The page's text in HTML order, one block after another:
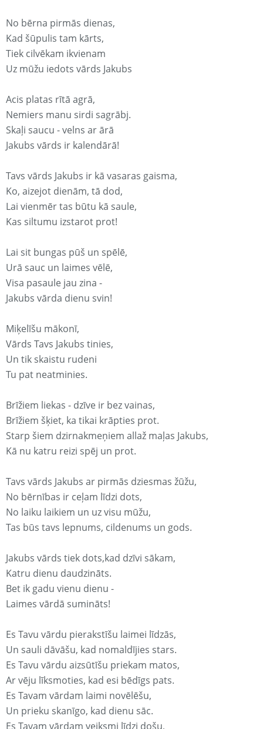
No bērna pirmās dienas,
Kad šūpulis tam kārts,
Tiek cilvēkam ikvienam
Uz mūžu iedots vārds Jakubs
Acis platas rītā agrā,
Nemiers manu sirdi sagrābj.
Skaļi saucu - velns ar ārā
Jakubs vārds ir kalendārā!
Tavs vārds Jakubs ir kā vasaras gaisma,
Ko, aizejot dienām, tā dod,
Lai vienmēr tas būtu kā saule,
Kas siltumu izstarot prot!
Lai sit bungas pūš un spēlē,
Urā sauc un laimes vēlē,
Visa pasaule jau zina -
Jakubs vārda dienu svin!
Miķelīšu mākonī,
Vārds Tavs Jakubs tinies,
Un tik skaistu rudeni
Tu pat neatminies.
Brīžiem liekas - dzīve ir bez vainas,
Brīžiem šķiet, ka tikai krāpties prot.
Starp šiem dzirnakmeņiem allaž maļas Jakubs,
Kā nu katru reizi spēj un prot.
Tavs vārds Jakubs ar pirmās dziesmas žūžu,
No bērnības ir ceļam līdzi dots,
No laiku laikiem un uz visu mūžu,
Tas būs tavs lepnums, cildenums un gods.
Jakubs vārds tiek dots,kad dzīvi sākam,
Katru dienu daudzināts.
Bet ik gadu vienu dienu -
Laimes vārdā sumināts!
Es Tavu vārdu pierakstīšu laimei līdzās,
Un sauli dāvāšu, kad nomaldījies stars.
Es Tavu vārdu aizsūtīšu priekam matos,
Ar vēju līksmoties, kad esi bēdīgs pats.
Es Tavam vārdam laimi novēlēšu,
Un prieku skanīgo, kad dienu sāc.
Es Tavam vārdam veiksmi līdzi došu,